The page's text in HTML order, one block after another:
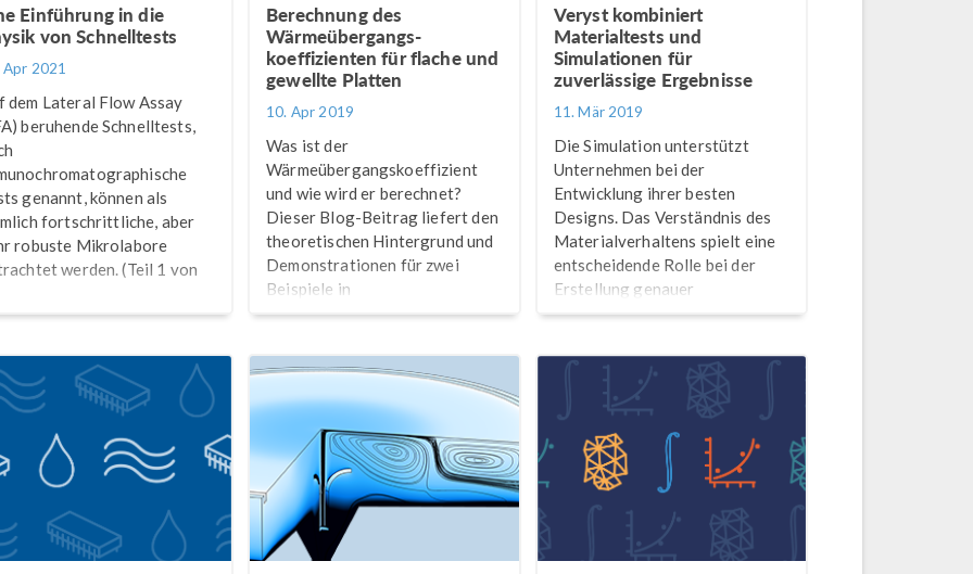
Einführung in die
von Schnelltests
Apr 2021
dem Lateral Flow Assay
beruhende Schnelltests,
genannt, können als
fortschrittliche, aber
robuste Mikrolabore
werden. (Teil 1 von
Berechnung des
Wärmeübergangs-
koeffizienten für flache und
gewellte Platten
10. Apr 2019
Was ist der
Wärmeübergangskoeffizient
und wie wird er berechnet?
Dieser Blog-Beitrag liefert den
theoretischen Hintergrund und
Demonstrationen für zwei
Beispiele in
COMSOL Multiphysics .
Veryst kombiniert
Materialtests und
Simulationen für
zuverlässige Ergebnisse
11. Mär 2019
Die Simulation unterstützt
Unternehmen bei der
Entwicklung ihrer besten
Designs. Das Verständnis des
Materialverhaltens spielt eine
entscheidende Rolle bei der
Erstellung genauer
Simulationen. Hier erfahren Sie,
Simulationen kombiniert.